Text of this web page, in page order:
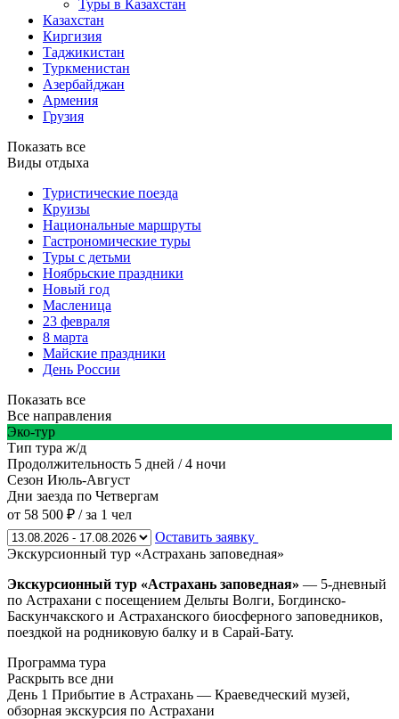
Туры в Казахстан
Казахстан
Киргизия
Таджикистан
Туркменистан
Азербайджан
Армения
Грузия
Показать все
Виды отдыха
Туристические поезда
Круизы
Национальные маршруты
Гастрономические туры
Туры с детьми
Ноябрьские праздники
Новый год
Масленица
23 февраля
8 марта
Майские праздники
День России
Показать все
Все направления
Эко-тур
Тип тура ж/д
Продолжительность 5 дней / 4 ночи
Сезон Июль-Август
Дни заезда по Четвергам
от 58 500 ₽ / за 1 чел
Оставить заявку
Экскурсионный тур «Астрахань заповедная»
Экскурсионный тур «Астрахань заповедная» — 5-дневный
по Астрахани с посещением Дельты Волги, Богдинско-
Баскунчакского и Астраханского биосферного заповедников,
поездкой на родниковую балку и в Сарай-Бату.
Программа тура
Раскрыть все дни
День 1 Прибытие в Астрахань — Краеведческий музей,
обзорная экскурсия по Астрахани